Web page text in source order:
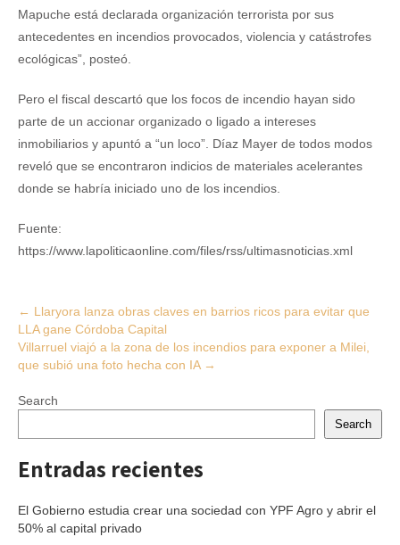
Mapuche está declarada organización terrorista por sus
antecedentes en incendios provocados, violencia y catástrofes
ecológicas”, posteó.
Pero el fiscal descartó que los focos de incendio hayan sido
parte de un accionar organizado o ligado a intereses
inmobiliarios y apuntó a “un loco”. Díaz Mayer de todos modos
reveló que se encontraron indicios de materiales acelerantes
donde se habría iniciado uno de los incendios.
Fuente:
https://www.lapoliticaonline.com/files/rss/ultimasnoticias.xml
Post
navigation
← Llaryora lanza obras claves en barrios ricos para evitar que
LLA gane Córdoba Capital
Villarruel viajó a la zona de los incendios para exponer a Milei,
que subió una foto hecha con IA →
Search
Search
Entradas recientes
El Gobierno estudia crear una sociedad con YPF Agro y abrir el
50% al capital privado